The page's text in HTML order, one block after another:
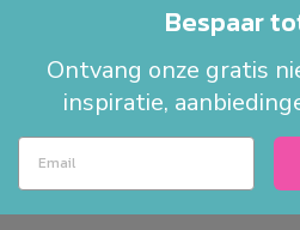
Bespaar
Ontvang onze gratis
inspiratie,